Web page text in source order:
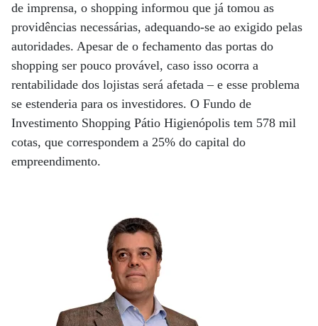
de imprensa, o shopping informou que já tomou as
providências necessárias, adequando-se ao exigido pelas
autoridades. Apesar de o fechamento das portas do
shopping ser pouco provável, caso isso ocorra a
rentabilidade dos lojistas será afetada – e esse problema
se estenderia para os investidores. O Fundo de
Investimento Shopping Pátio Higienópolis tem 578 mil
cotas, que correspondem a 25% do capital do
empreendimento.